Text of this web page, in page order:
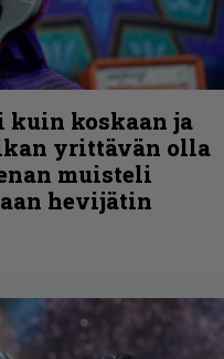
kuin koskaan ja
yrittävän olla
muisteli
hevijätin